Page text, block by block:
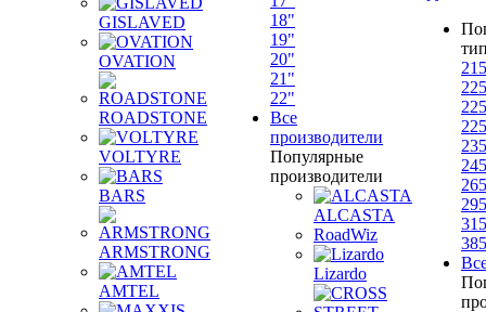
GISLAVED
OVATION
ROADSTONE
VOLTYRE
BARS
ARMSTRONG
AMTEL
18"
19"
20"
21"
22"
Все
производители
Популярные
производители
ALCASTA
RoadWiz
Lizardo